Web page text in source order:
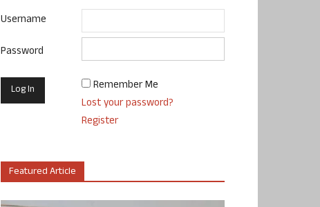
Username
Password
Remember Me
Lost your password?
Register
Featured Article